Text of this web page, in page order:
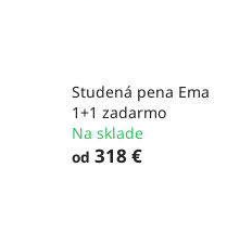
Studená pena Ema
1+1 zadarmo
Na sklade
od 318 €